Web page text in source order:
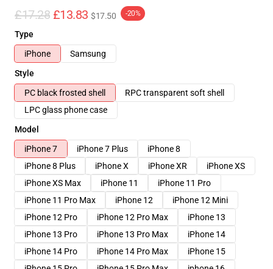
£17.28 £13.83 $17.50 -20%
Type
iPhone
Samsung
Style
PC black frosted shell
RPC transparent soft shell
LPC glass phone case
Model
iPhone 7
iPhone 7 Plus
iPhone 8
iPhone 8 Plus
iPhone X iPhone XR
iPhone XS
iPhone XS Max
iPhone 11
iPhone 11 Pro
iPhone 11 Pro Max
iPhone 12
iPhone 12 Mini
iPhone 12 Pro
iPhone 12 Pro Max
iPhone 13
iPhone 13 Pro
iPhone 13 Pro Max
iPhone 14
iPhone 14 Pro
iPhone 14 Pro Max
iPhone 15